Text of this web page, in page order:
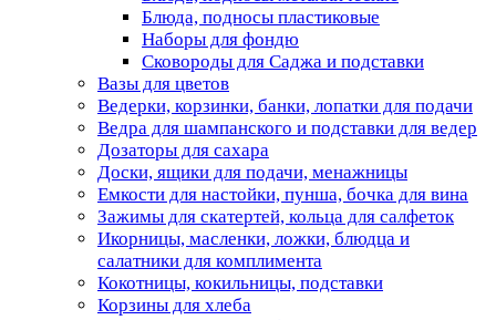
Блюда, подносы пластиковые
Наборы для фондю
Сковороды для Саджа и подставки
Вазы для цветов
Ведерки, корзинки, банки, лопатки для подачи
Ведра для шампанского и подставки для ведер
Дозаторы для сахара
Доски, ящики для подачи, менажницы
Емкости для настойки, пунша, бочка для вина
Зажимы для скатертей, кольца для салфеток
Икорницы, масленки, ложки, блюдца и
салатники для комплимента
Кокотницы, кокильницы, подставки
Корзины для хлеба